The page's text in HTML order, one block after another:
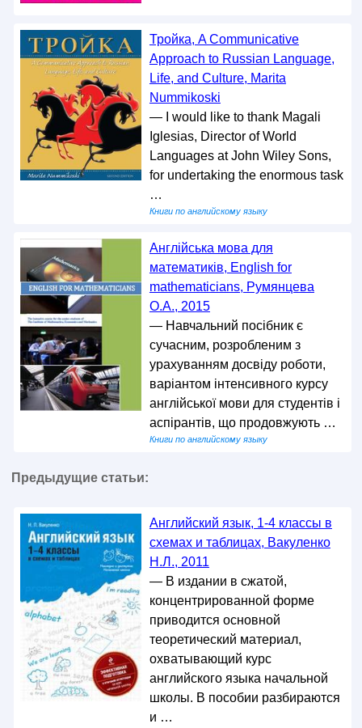
Тройка, A Communicative
Approach to Russian Language,
Life, and Culture, Marita
Nummikoski
— I would like to thank Magali
Iglesias, Director of World
Languages at John Wiley Sons,
for undertaking the enormous task
…
Книги по английскому языку
Англійська мова для
математиків, English for
mathematicians, Румянцева
О.А., 2015
— Навчальний посібник є
сучасним, розробленим з
урахуванням досвіду роботи,
варіантом інтенсивного курсу
англійської мови для студентів і
аспірантів, що продовжують …
Книги по английскому языку
Предыдущие статьи:
Английский язык, 1-4 классы в
схемах и таблицах, Вакуленко
Н.Л., 2011
— В издании в сжатой,
концентрированной форме
приводится основной
теоретический материал,
охватывающий курс
английского языка начальной
школы. В пособии разбираются
и …